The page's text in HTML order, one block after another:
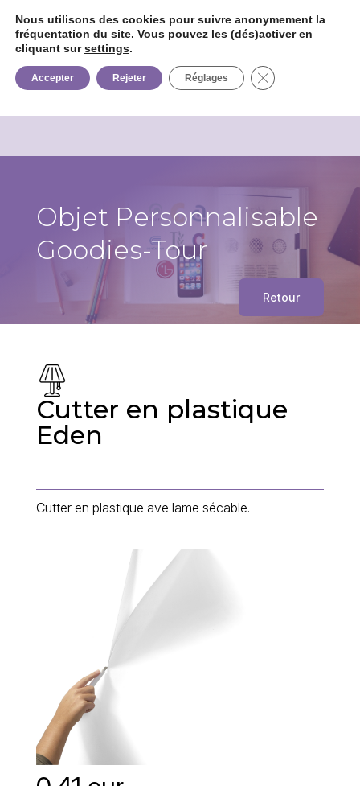
 
Objet Personnalisable
Goodies-Tour
Retour
Cutter en plastique
Eden
Cutter en plastique ave lame sécable.
Nous utilisons des cookies pour suivre anonymement la
fréquentation du site. Vous pouvez les (dés)activer en
cliquant sursettings.
Accepter Rejeter Réglages Fermer la